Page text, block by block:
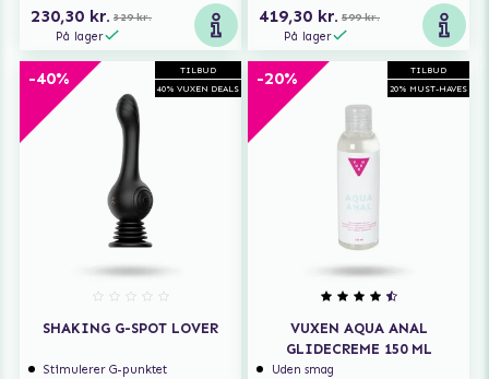
230,30 kr. 329 kr.
På lager
419,30 kr. 599 kr.
På lager
TILBUD
40% VUXEN DEALS
-40%
SHAKING G-SPOT LOVER
Stimulerer G-punktet
TILBUD
20% MUST-HAVES
-20%
VUXEN AQUA ANAL
GLIDECREME 150 ML
Uden smag